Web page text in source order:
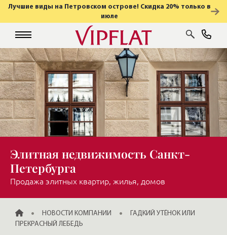
Лучшие виды на Петровском острове! Скидка 20% только в
июле
Элитная недвижимость Санкт-
Петербурга
Продажа элитных квартир, жилья, домов
ГЛАВНАЯНОВОСТИ КОМПАНИИ
ГАДКИЙ УТЁНОК ИЛИ
ПРЕКРАСНЫЙ ЛЕБЕДЬ